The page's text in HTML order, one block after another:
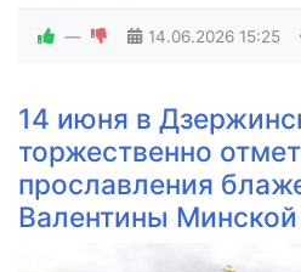
— 14.06.2026 15:25
14 июня в
торжественно
прославления
Валентины Минской